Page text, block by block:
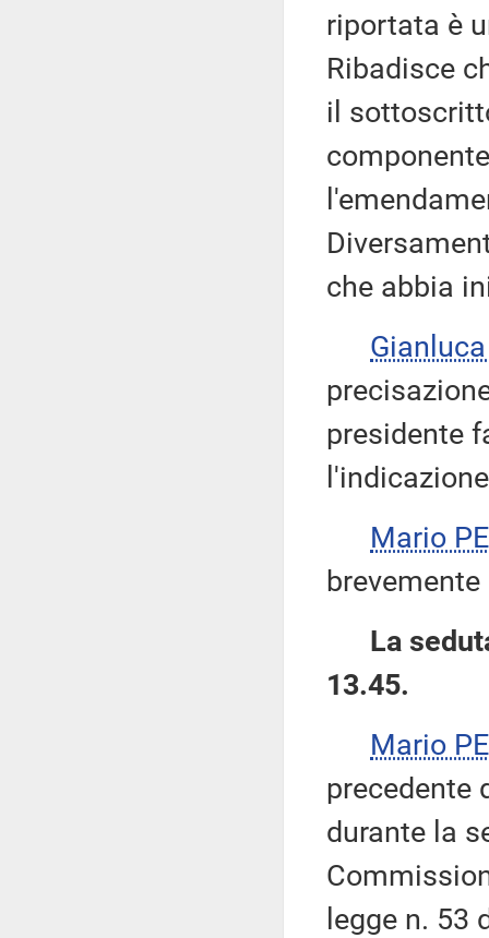
riportata è
Ribadisce
il
che abbia
presidente
Mario
La
13.45.
Mario
precedente
durante la
legge n. 53